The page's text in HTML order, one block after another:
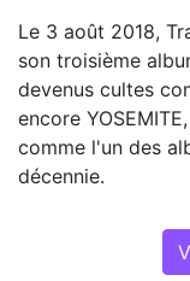
Le 3 août 2018,
son troisième
devenus cultes
encore
comme l'un des
décennie.